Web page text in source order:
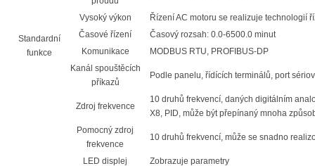
Standardní
funkce
Vysoký výkon
Řízení AC motoru se realizuje technologií
Časové řízení
Časový rozsah: 0.0-6500.0 minut
Komunikace
MODBUS RTU, PROFIBUS-DP
Kanál spouštěcích
příkazů
Podle panelu, řídících terminálů, port
Zdroj frekvence
10 druhů frekvencí, daných digitálním
X8, PID, může být přepínaný mnoha
Pomocný zdroj
frekvence
10 druhů frekvencí, může se snadno
LED displej
Zobrazuje parametry